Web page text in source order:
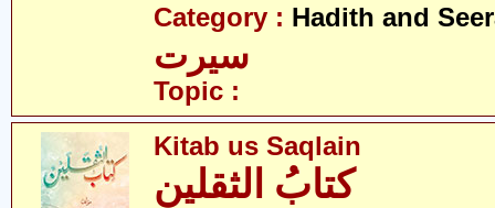
Category : Hadith and
سیرت
Topic :
Kitab us Saqlain
کتابُ الثقلین